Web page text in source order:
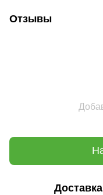
Отзывы
Доставка